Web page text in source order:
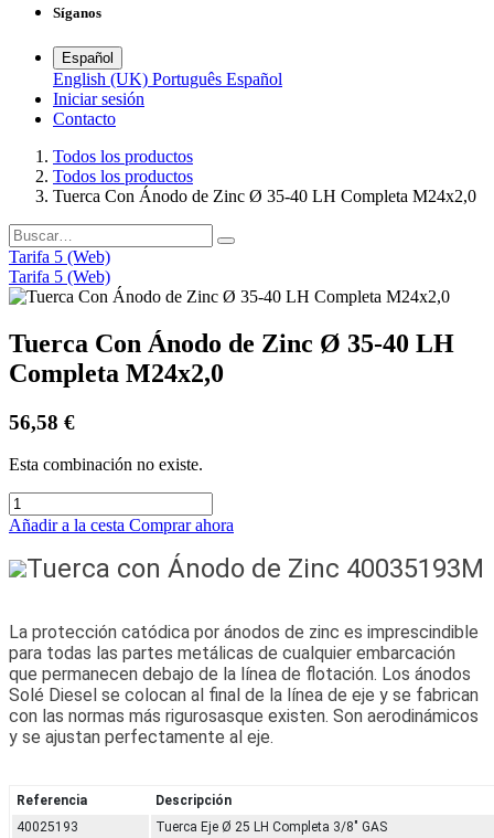
Síganos
Español
English (UK) Português Español
Iniciar sesión
​Contacto
Todos los productos
Todos los productos
Tuerca Con Ánodo de Zinc Ø 35-40 LH Completa M24x2,0
Tarifa 5 (Web)
Tarifa 5 (Web)
Tuerca Con Ánodo de Zinc Ø 35-40 LH
Completa M24x2,0
56,58 €
Esta combinación no existe.
Añadir a la cesta Comprar ahora
Tuerca con Ánodo de Zinc 40035193M
La protección catódica por ánodos de zinc es imprescindible
para todas las partes metálicas de cualquier embarcación
que permanecen debajo de la línea de flotación. Los ánodos
Solé Diesel se colocan al final de la línea de eje y se fabrican
con las normas más rigurosasque existen. Son aerodinámicos
y se ajustan perfectamente al eje.
Referencia
Descripción
40025193
Tuerca Eje Ø 25 LH Completa 3/8" GAS